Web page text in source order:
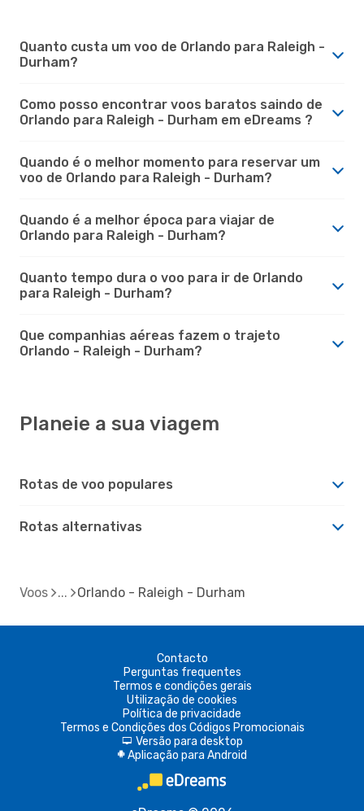
Quanto custa um voo de Orlando para Raleigh -
Durham?
Como posso encontrar voos baratos saindo de
Orlando para Raleigh - Durham em eDreams ?
Quando é o melhor momento para reservar um
voo de Orlando para Raleigh - Durham?
Quando é a melhor época para viajar de
Orlando para Raleigh - Durham?
Quanto tempo dura o voo para ir de Orlando
para Raleigh - Durham?
Que companhias aéreas fazem o trajeto
Orlando - Raleigh - Durham?
Planeie a sua viagem
Rotas de voo populares
Rotas alternativas
Voos Orlando - Raleigh - Durham
Contacto
Perguntas frequentes
Termos e condições gerais
Utilização de cookies
Política de privacidade
Termos e Condições dos Códigos Promocionais
d Versão para desktop
A Aplicação para Android